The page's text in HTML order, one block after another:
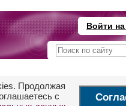
Войти
Продолжая
с